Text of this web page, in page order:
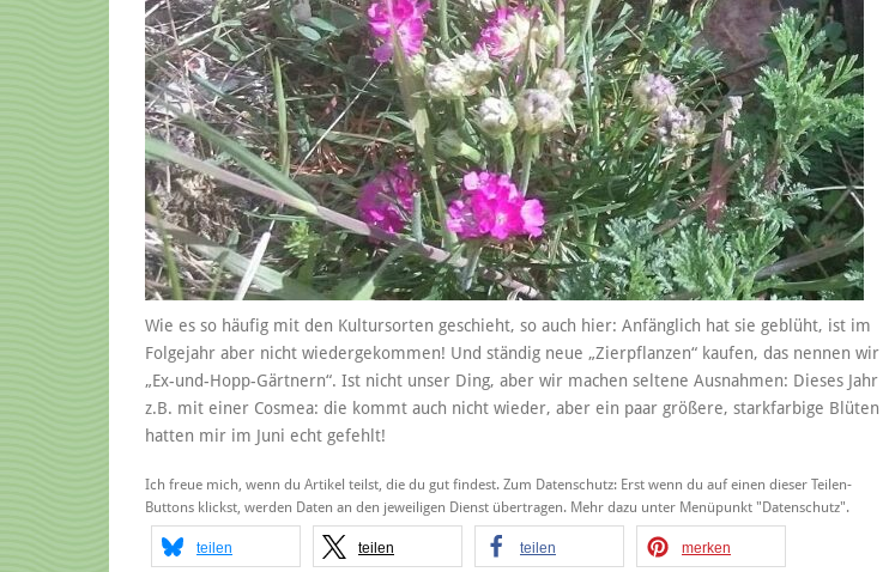
Wie es so häufig mit den Kultursorten geschieht, so auch hier: Anfänglich hat sie geblüht, ist im
Folgejahr aber nicht wiedergekommen! Und ständig neue „Zierpflanzen“ kaufen, das nennen wir
„Ex-und-Hopp-Gärtnern“. Ist nicht unser Ding, aber wir machen seltene Ausnahmen: Dieses Jahr
z.B. mit einer Cosmea: die kommt auch nicht wieder, aber ein paar größere, starkfarbige Blüten
hatten mir im Juni echt gefehlt!
Ich freue mich, wenn du Artikel teilst, die du gut findest. Zum Datenschutz: Erst wenn du auf einen dieser Teilen-
Buttons klickst, werden Daten an den jeweiligen Dienst übertragen. Mehr dazu unter Menüpunkt "Datenschutz".
teilen teilen teilen merken